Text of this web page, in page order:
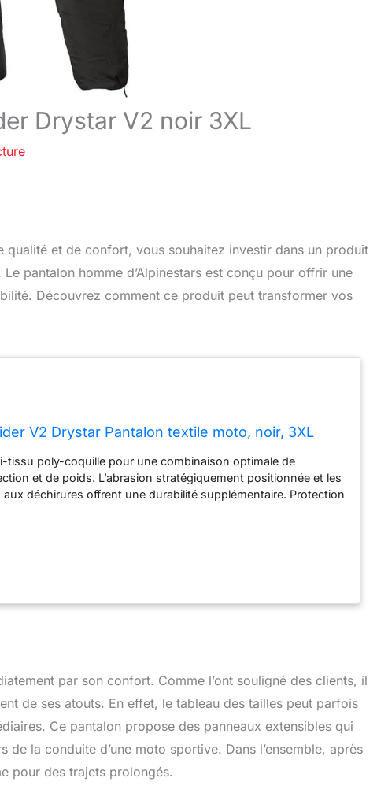
Drystar V2 noir 3XL
qualité et de confort, vous souhaitez investir dans un produit
pantalon homme d’Alpinestars est conçu pour offrir une
Découvrez comment ce produit peut transformer vos
V2 Drystar Pantalon textile moto, noir, 3XL
tissu poly-coquille pour une combinaison optimale de
et de poids. L’abrasion stratégiquement positionnée et les
déchirures offrent une durabilité supplémentaire. Protection
Les protecteurs sont logés dans des poches intérieures en
d’être ajustés en fonction de la longueur des jambes du
Doublure thermique amovible signifie pantalons peuvent être
de conditions climatiques, ajoutant à leur polyvalence
confort tandis que les panneaux extensibles accordéon sur le
grâce à une fermeture éclair complète taille
évents directs zippés de la cuisse de Dynamic Flow Control
niveaux personnalisés et réglables de flux d’air. Les gussets
des ajusteurs doubles assurent un joint serré autour de la
l’ajustement et l’enlèvement.
par son confort. Comme l’ont souligné des clients, il
de ses atouts. En effet, le tableau des tailles peut parfois
Ce pantalon propose des panneaux extensibles qui
la conduite d’une moto sportive. Dans l’ensemble, après
pour des trajets prolongés.